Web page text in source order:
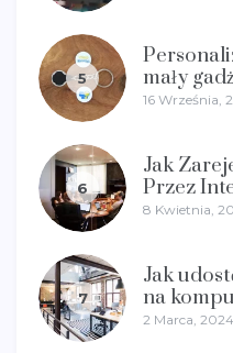
5
mały
16 Września,
6
Jak
Przez
8 Kwietnia,
7
Jak
na
2 Marca, 2024